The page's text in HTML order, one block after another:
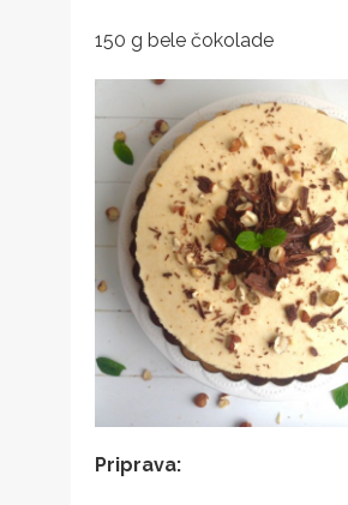
150 g bele čokolade
Priprava: